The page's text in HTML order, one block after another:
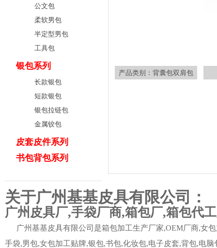
公文包
柔软男包
半定型男包
工具包
银包系列
长款银包
短款银包
银包拉链包
金属铰包
皮套皮件系列
书包背包系列
产品类别：背囊包双肩包
关于广州基基皮具有限公司：
广州皮具厂,手袋厂商,箱包厂,箱包代
广州基基皮具有限公司是箱包加工生产厂家,OEM厂商,女
手袋,男包,女包加工贴牌,银包,书包,化妆包,电子皮套,背包,电